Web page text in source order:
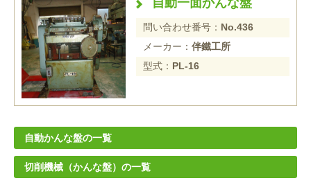
自動一面かんな盤
問い合わせ番号： No.436
メーカー： 伴鐵工所
型式： PL-16
自動かんな盤の一覧
切削機械（かんな盤）の一覧